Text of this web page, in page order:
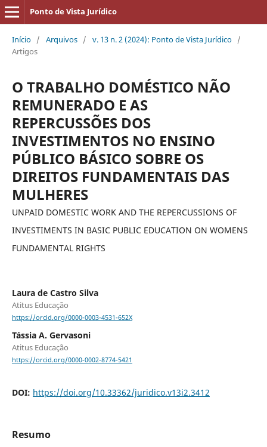
Ponto de Vista Jurídico
Início / Arquivos / v. 13 n. 2 (2024): Ponto de Vista Jurídico /
Artigos
O TRABALHO DOMÉSTICO NÃO
REMUNERADO E AS
REPERCUSSÕES DOS
INVESTIMENTOS NO ENSINO
PÚBLICO BÁSICO SOBRE OS
DIREITOS FUNDAMENTAIS DAS
MULHERES
UNPAID DOMESTIC WORK AND THE REPERCUSSIONS OF
INVESTIMENTS IN BASIC PUBLIC EDUCATION ON WOMENS
FUNDAMENTAL RIGHTS
Laura de Castro Silva
Atitus Educação
https://orcid.org/0000-0003-4531-652X
Tássia A. Gervasoni
Atitus Educação
https://orcid.org/0000-0002-8774-5421
DOI: https://doi.org/10.33362/juridico.v13i2.3412
Resumo